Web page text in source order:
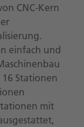
CNC-Kern
einfach und
Stationen
mit